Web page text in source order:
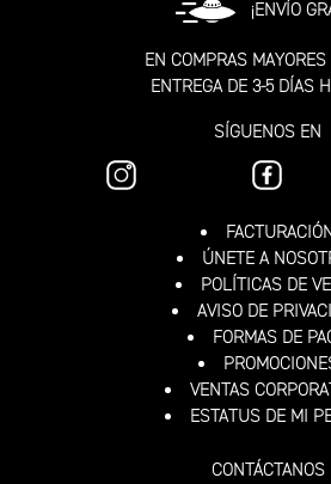
¡ENVÍO
EN COMPRAS
ENTREGA DE 3-5 DÍAS
SÍGUENOS EN
ÚNETE A
POLÍTICAS DE
AVISO DE
FORMAS DE
VENTAS
ESTATUS DE MI
CONTÁCTANOS